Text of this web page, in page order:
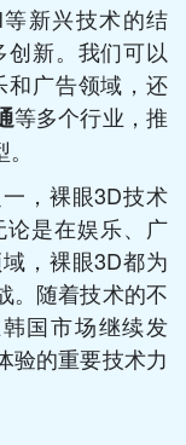
新兴技术的结
新。我们可以
和广告领域，还
等多个行业，推
，裸眼3D技术
是在娱乐、广
，裸眼3D都为
。随着技术的不
国市场继续发
验的重要技术力